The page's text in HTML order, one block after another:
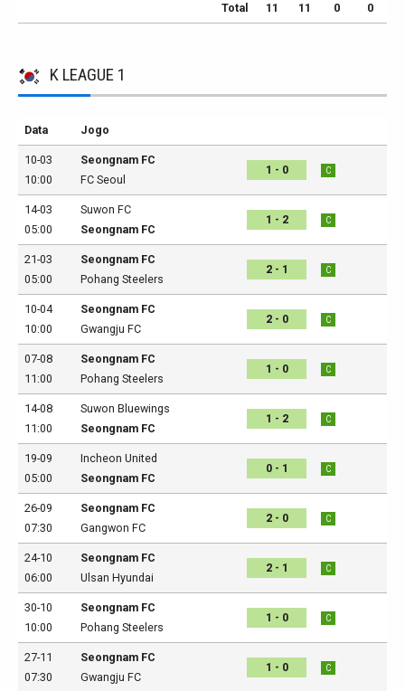
Total 11 11 0 0
K LEAGUE 1
Data Jogo
10-03
10:00
Seongnam FC
FC Seoul
1 - 0 C
14-03
05:00
Suwon FC
Seongnam FC
1 - 2 C
21-03
05:00
Seongnam FC
Pohang Steelers
2 - 1 C
10-04
10:00
Seongnam FC
Gwangju FC
2 - 0 C
07-08
11:00
Seongnam FC
Pohang Steelers
1 - 0 C
14-08
11:00
Suwon Bluewings
Seongnam FC
1 - 2 C
19-09
05:00
Incheon United
Seongnam FC
0 - 1 C
26-09
07:30
Seongnam FC
Gangwon FC
2 - 0 C
24-10
06:00
Seongnam FC
Ulsan Hyundai
2 - 1 C
30-10
10:00
Seongnam FC
Pohang Steelers
1 - 0 C
27-11
07:30
Seongnam FC
Gwangju FC
1 - 0 C